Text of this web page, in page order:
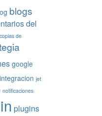
blogs
del
copias de
google
integracion jet
notificaciones
plugins